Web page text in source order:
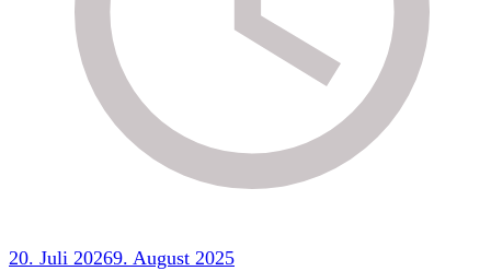
20. Juli 20269. August 2025